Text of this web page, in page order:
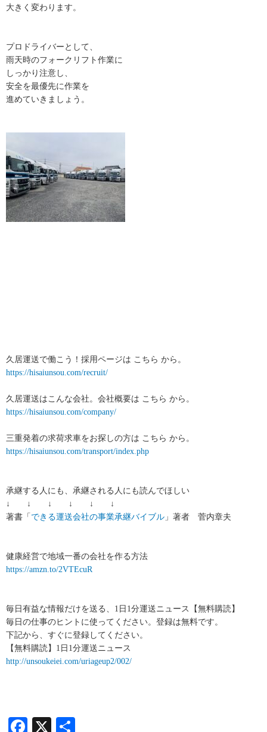
大きく変わります。
プロドライバーとして、
雨天時のフォークリフト作業に
しっかり注意し、
安全を最優先に作業を
進めていきましょう。
久居運送で働こう！採用ページは こちら から。
https://hisaiunsou.com/recruit/
久居運送はこんな会社。会社概要は こちら から。
https://hisaiunsou.com/company/
三重発着の求荷求車をお探しの方は こちら から。
https://hisaiunsou.com/transport/index.php
承継する人にも、承継される人にも読んでほしい
↓ ↓ ↓ ↓ ↓ ↓
著書「 できる運送会社の事業承継バイブル 」著者 菅内章夫
健康経営で地域一番の会社を作る方法
https://amzn.to/2VTEcuR
毎日有益な情報だけを送る、1日1分運送ニュース【無料購読】
毎日の仕事のヒントに使ってください。登録は無料です。
下記から、すぐに登録してください。
【無料購読】1日1分運送ニュース
http://unsoukeiei.com/uriageup2/002/
Facebook
X